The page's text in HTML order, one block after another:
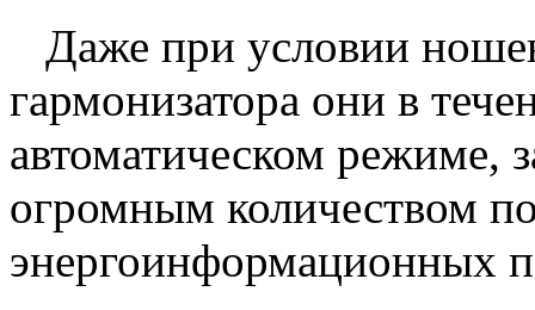
Даже при условии
гармонизатора они в
автоматическом режиме,
огромным количеством
энергоинформационных